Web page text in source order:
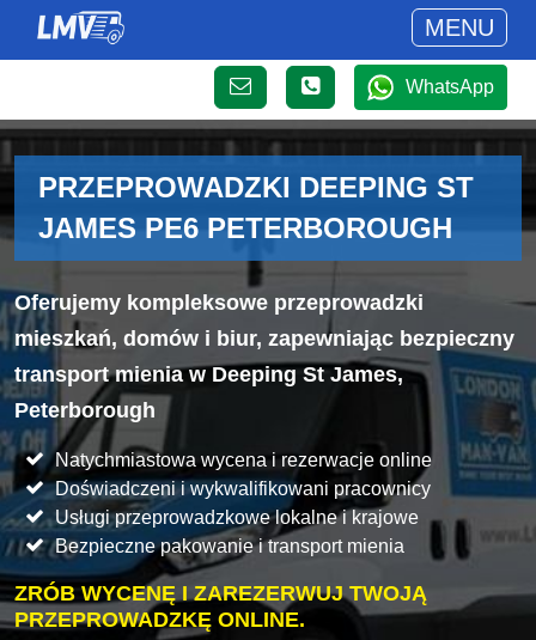
MENU
WhatsApp
PRZEPROWADZKI DEEPING ST
JAMES PE6 PETERBOROUGH
Oferujemy kompleksowe przeprowadzki
mieszkań, domów i biur, zapewniając bezpieczny
transport mienia w Deeping St James,
Peterborough
Natychmiastowa wycena i rezerwacje online
Doświadczeni i wykwalifikowani pracownicy
Usługi przeprowadzkowe lokalne i krajowe
Bezpieczne pakowanie i transport mienia
ZRÓB WYCENĘ I ZAREZERWUJ TWOJĄ
PRZEPROWADZKĘ ONLINE.